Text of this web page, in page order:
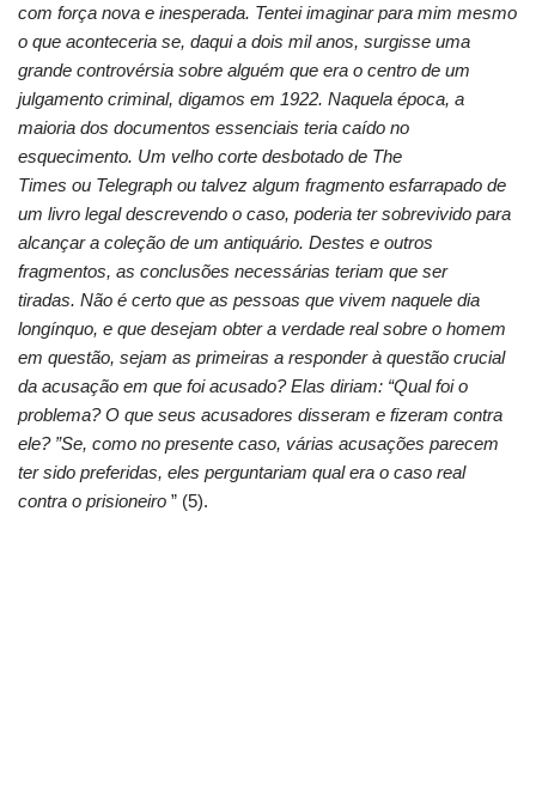
com força nova e inesperada. Tentei imaginar para mim mesmo
o que aconteceria se, daqui a dois mil anos, surgisse uma
grande controvérsia sobre alguém que era o centro de um
julgamento criminal, digamos em 1922. Naquela época, a
maioria dos documentos essenciais teria caído no
esquecimento. Um velho corte desbotado de The
Times ou Telegraph ou talvez algum fragmento esfarrapado de
um livro legal descrevendo o caso, poderia ter sobrevivido para
alcançar a coleção de um antiquário. Destes e outros
fragmentos, as conclusões necessárias teriam que ser
tiradas. Não é certo que as pessoas que vivem naquele dia
longínquo, e que desejam obter a verdade real sobre o homem
em questão, sejam as primeiras a responder à questão crucial
da acusação em que foi acusado? Elas diriam: “Qual foi o
problema? O que seus acusadores disseram e fizeram contra
ele? ”Se, como no presente caso, várias acusações parecem
ter sido preferidas, eles perguntariam qual era o caso real
contra o prisioneiro ” (5).